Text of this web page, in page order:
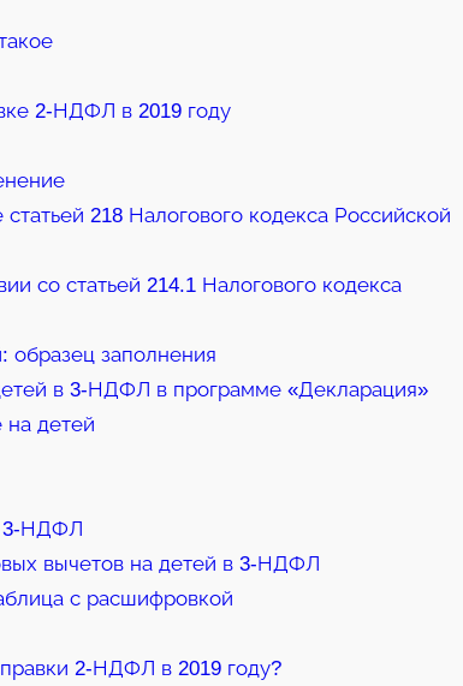
2-НДФЛ в 2019 году
218 Налогового кодекса Российской
со статьей 214.1 Налогового кодекса
заполнения
в 3-НДФЛ в программе «Декларация»
на детей
3-НДФЛ
вычетов на детей в 3-НДФЛ
с расшифровкой
2-НДФЛ в 2019 году?